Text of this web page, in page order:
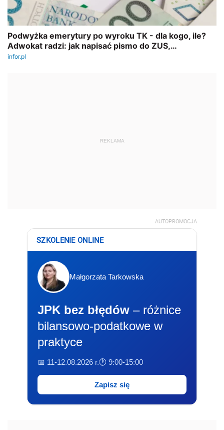
REKLAMA
AUTOPROMOCJA
SZKOLENIE ONLINE
Małgorzata Tarkowska
JPK bez błędów – różnice
bilansowo-podatkowe w
praktyce
📅 11-12.08.2026 r.🕐 9:00-15:00
Zapisz się